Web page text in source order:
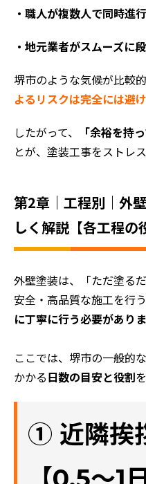
・職人が複数人で同時進
・地元業者がスムーズに
堺市のような気候が比較
よるリスクは完全には避
したがって、 「余裕を持
とが、塗装工事をストレ
第2章｜工程別｜外
しく解説【各工程の
外壁塗装は、「ただ塗る
安全・高品質な施工を行う
に丁寧に行う必要がありま
ここでは、堺市の一般的
かかる 日数の目安と役割
① 近隣挨